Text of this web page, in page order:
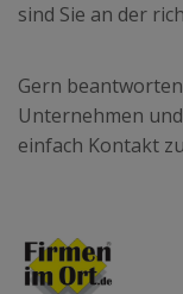
sind Sie an der
Gern
Unternehmen
einfach Kontakt